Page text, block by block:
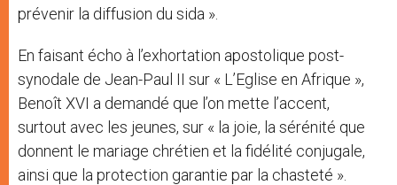
prévenir la diffusion du sida ».
En faisant écho à l’exhortation apostolique post-
synodale de Jean-Paul II sur « L’Eglise en Afrique »,
Benoît XVI a demandé que l’on mette l’accent,
surtout avec les jeunes, sur « la joie, la sérénité que
donnent le mariage chrétien et la fidélité conjugale,
ainsi que la protection garantie par la chasteté ».